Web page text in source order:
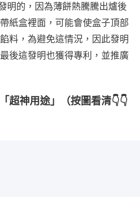
明的，因為薄餅熱騰騰出爐後
紙盒裡面，可能會使盒子頂部
料，為避免這情況，因此發明
後這發明也獲得專利，並推廣
超神用途」（按圖看清👇👇